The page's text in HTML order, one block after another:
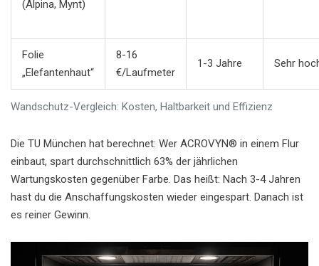
Wandschutz-Vergleich: Kosten, Haltbarkeit und Effizienz
(Alpina, Mynt)
Folie
„Elefantenhaut“
8-16
€/Laufmeter
1-3 Jahre Sehr
Die TU München hat berechnet: Wer ACROVYN® in einem Flur
einbaut, spart durchschnittlich 63% der jährlichen
Wartungskosten gegenüber Farbe. Das heißt: Nach 3-4 Jahren
hast du die Anschaffungskosten wieder eingespart. Danach ist
es reiner Gewinn.